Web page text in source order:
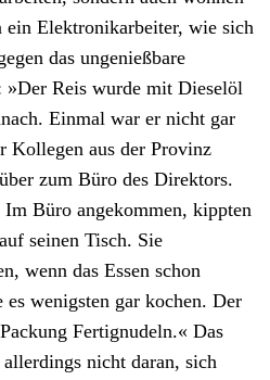
ein Elektronikarbeiter, wie sich
das ungenießbare
»Der Reis wurde mit Dieselöl
Einmal war er nicht gar
Kollegen aus der Provinz
zum Büro des Direktors.
Büro angekommen, kippten
seinen Tisch. Sie
wenn das Essen schon
wenigsten gar kochen. Der
Fertignudeln.« Das
nicht daran, sich